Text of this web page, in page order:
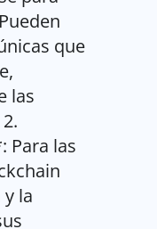
que
las
Para las
la